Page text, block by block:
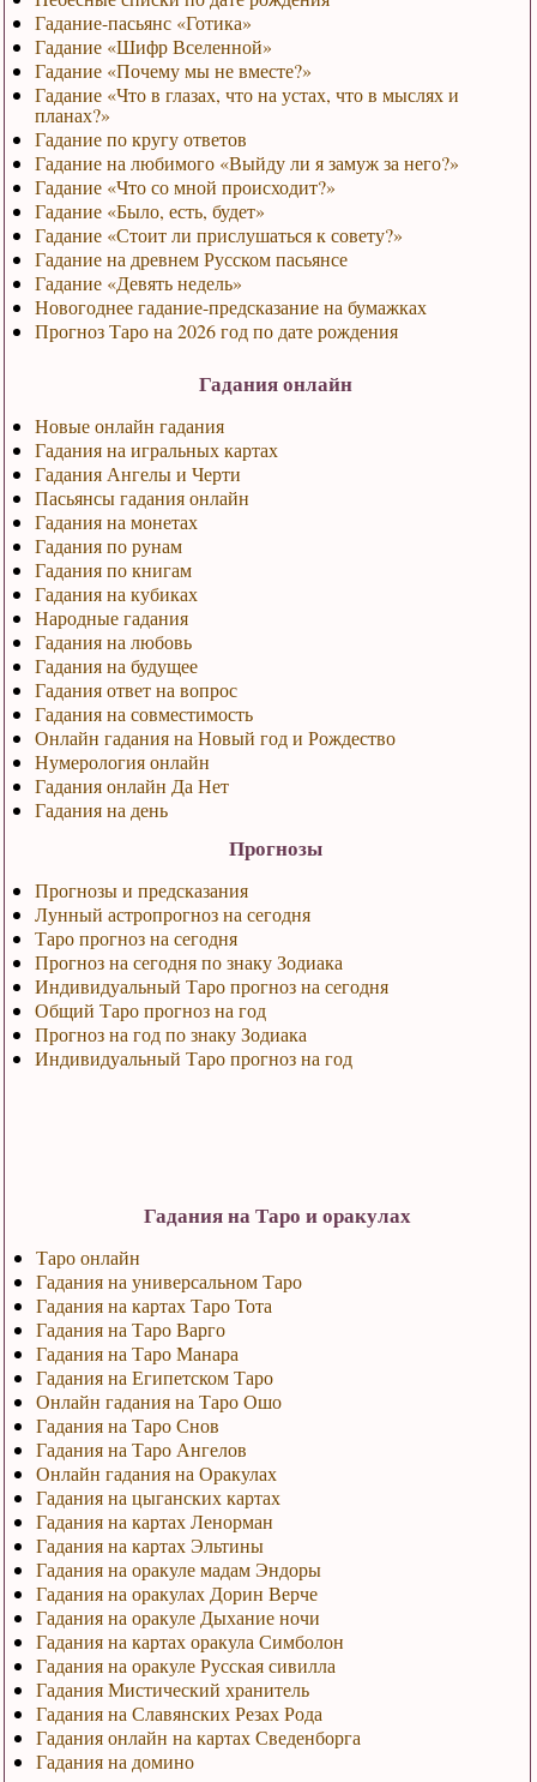
Гадание-пасьянс «Готика»
Гадание «Шифр Вселенной»
Гадание «Почему мы не вместе?»
Гадание «Что в глазах, что на устах, что в мыслях и
планах?»
Гадание по кругу ответов
Гадание на любимого «Выйду ли я замуж за него?»
Гадание «Что со мной происходит?»
Гадание «Было, есть, будет»
Гадание «Стоит ли прислушаться к совету?»
Гадание на древнем Русском пасьянсе
Гадание «Девять недель»
Новогоднее гадание-предсказание на бумажках
Прогноз Таро на 2026 год по дате рождения
Гадания онлайн
Новые онлайн гадания
Гадания на игральных картах
Гадания Ангелы и Черти
Пасьянсы гадания онлайн
Гадания на монетах
Гадания по рунам
Гадания по книгам
Гадания на кубиках
Народные гадания
Гадания на любовь
Гадания на будущее
Гадания ответ на вопрос
Гадания на совместимость
Онлайн гадания на Новый год и Рождество
Нумерология онлайн
Гадания онлайн Да Нет
Гадания на день
Прогнозы
Прогнозы и предсказания
Лунный астропрогноз на сегодня
Таро прогноз на сегодня
Прогноз на сегодня по знаку Зодиака
Индивидуальный Таро прогноз на сегодня
Общий Таро прогноз на год
Прогноз на год по знаку Зодиака
Индивидуальный Таро прогноз на год
Гадания на Таро и оракулах
Таро онлайн
Гадания на универсальном Таро
Гадания на картах Таро Тота
Гадания на Таро Варго
Гадания на Таро Манара
Гадания на Египетском Таро
Онлайн гадания на Таро Ошо
Гадания на Таро Снов
Гадания на Таро Ангелов
Онлайн гадания на Оракулах
Гадания на цыганских картах
Гадания на картах Ленорман
Гадания на картах Эльтины
Гадания на оракуле мадам Эндоры
Гадания на оракулах Дорин Верче
Гадания на оракуле Дыхание ночи
Гадания на картах оракула Симболон
Гадания на оракуле Русская сивилла
Гадания Мистический хранитель
Гадания на Славянских Резах Рода
Гадания онлайн на картах Сведенборга
Гадания на домино